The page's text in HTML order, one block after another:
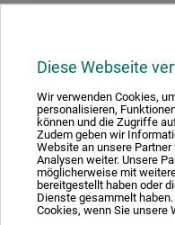
Diese Webseite
Wir verwenden Cookies,
personalisieren,
können und die Zugriffe
Zudem geben wir
Website an unsere
Analysen weiter. Unsere
möglicherweise mit
bereitgestellt haben oder
Dienste gesammelt
Cookies, wenn Sie unsere
Absolut sikker